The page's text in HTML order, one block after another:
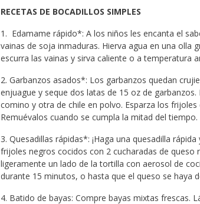
RECETAS DE BOCADILLOS SIMPLES
1. Edamame rápido*: A los niños les encanta el
vainas de soja inmaduras. Hierva agua en una olla
escurra las vainas y sirva caliente o a temperatura
2. Garbanzos asados*: Los garbanzos quedan
enjuague y seque dos latas de 15 oz de
comino y otra de chile en polvo. Esparza los
Remuévalos cuando se cumpla la mitad del
3. Quesadillas rápidas*: ¡Haga una quesadilla
frijoles negros cocidos con 2 cucharadas de
ligeramente un lado de la tortilla con aerosol de
durante 15 minutos, o hasta que el queso se haya
4. Batido de bayas: Compre bayas mixtas frescas.